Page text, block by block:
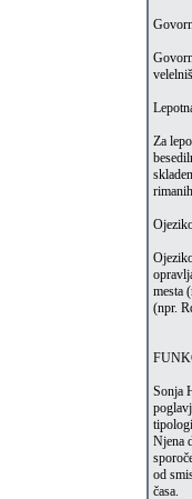
Za
mesta
(npr.
Sonja
Njena
od
časa.